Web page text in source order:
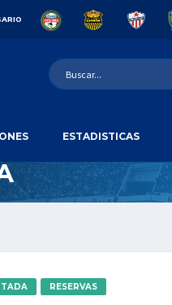
ESTADISTICAS
RESERVAS